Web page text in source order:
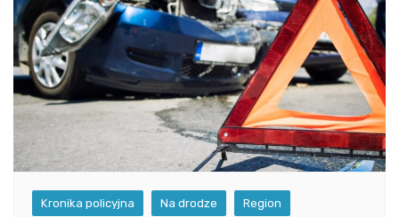
Kronika policyjna Na drodze Region